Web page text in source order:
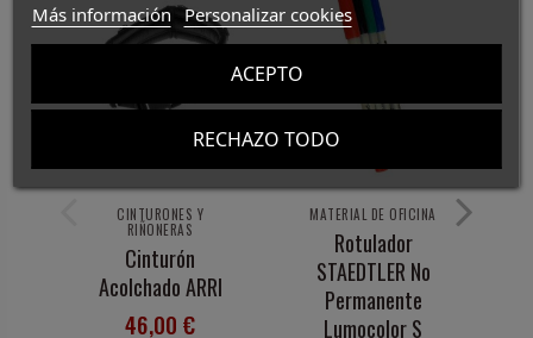
CINTURONES Y
RIÑONERAS
Cinturón
Acolchado ARRI
46,00 €
MATERIAL DE OFICINA
Rotulador
STAEDTLER No
Permanente
Lumocolor S
Más información Personalizar cookies
RECHAZO TODO
ACEPTO